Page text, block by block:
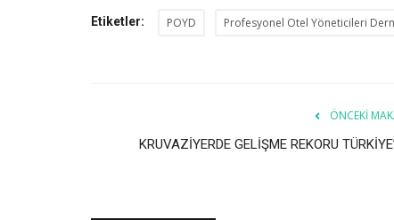
Etiketler: POYD Profesyonel Otel Yöneticileri
ÖNCEKI
KRUVAZİYERDE GELİŞME REKORU